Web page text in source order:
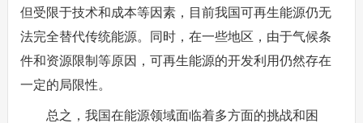
但受限于技术和成本等因素，目前我国可再生能源仍无
法完全替代传统能源。同时，在一些地区，由于气候条
件和资源限制等原因，可再生能源的开发利用仍然存在
一定的局限性。
总之，我国在能源领域面临着多方面的挑战和困